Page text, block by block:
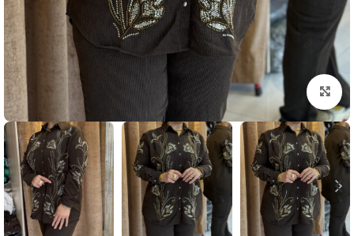
بزرگنمایی تصویر